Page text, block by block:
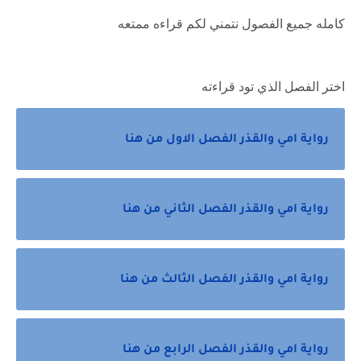
كامله جميع الفصول نتمني لكم قراءه ممتعه
اختر الفصل الذي تود قراءته
رواية امي والقذر الفصل الاول من هنا
رواية امي والقذر الفصل الثاني من هنا
رواية امي والقذر الفصل الثالث من هنا
رواية امي والقذر الفصل الرابع من هنا